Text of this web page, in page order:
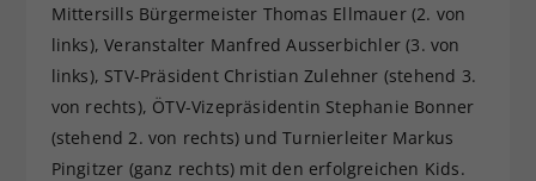
Mittersills Bürgermeister Thomas Ellmauer (2. von
links), Veranstalter Manfred Ausserbichler (3. von
links), STV-Präsident Christian Zulehner (stehend 3.
von rechts), ÖTV-Vizepräsidentin Stephanie Bonner
(stehend 2. von rechts) und Turnierleiter Markus
Pingitzer (ganz rechts) mit den erfolgreichen Kids.
Zweck
Dieser Wert speichert Ihre Consent-
Einstellungen. Unter anderem eine
zufällig generierte ID, für die
historische Speicherung Ihrer
vorgenommen Einstellungen, falls der
Webseiten-Betreiber dies eingestellt